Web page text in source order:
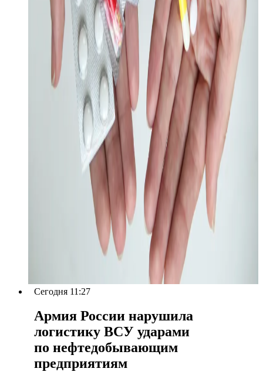
Сегодня 11:27
Армия России нарушила
логистику ВСУ ударами
по нефтедобывающим
предприятиям